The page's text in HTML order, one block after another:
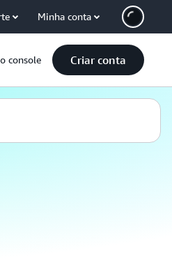
Minha conta
console Criar conta